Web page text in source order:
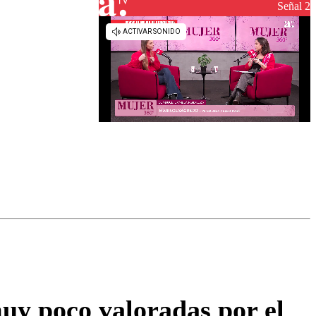
reconstrucciónSeñal 2
poco valoradas por el